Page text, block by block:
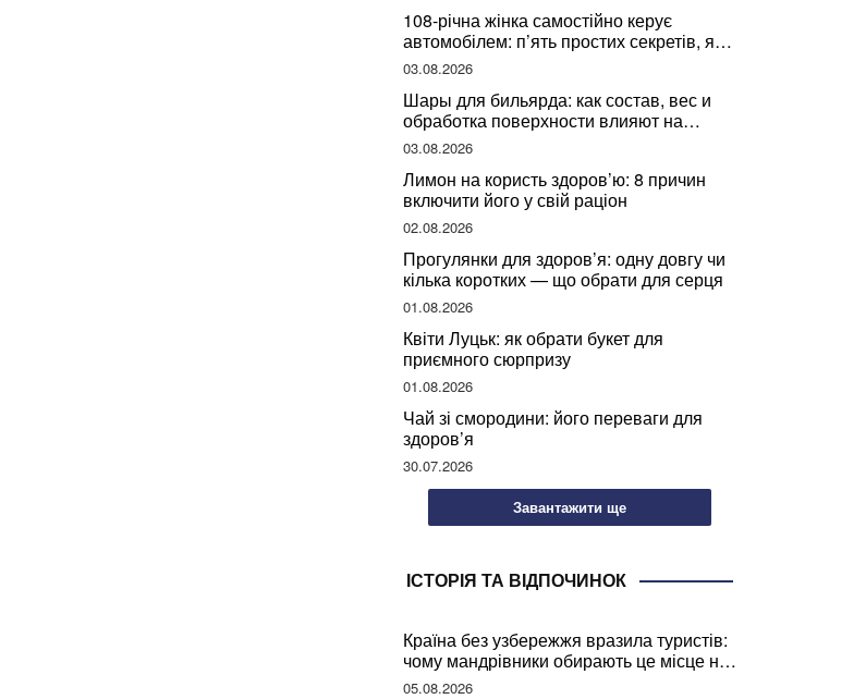
108-річна жінка самостійно керує
автомобілем: п’ять простих секретів, які
допомогли їй дожити до століття
03.08.2026
Шары для бильярда: как состав, вес и
обработка поверхности влияют на
динамику игры
03.08.2026
Лимон на користь здоров’ю: 8 причин
включити його у свій раціон
02.08.2026
Прогулянки для здоров’я: одну довгу чи
кілька коротких — що обрати для серця
01.08.2026
Квіти Луцьк: як обрати букет для
приємного сюрпризу
01.08.2026
Чай зі смородини: його переваги для
здоров’я
30.07.2026
Завантажити ще
ІСТОРІЯ ТА ВІДПОЧИНОК
Країна без узбережжя вразила туристів:
чому мандрівники обирають це місце на
відпочинок
05.08.2026